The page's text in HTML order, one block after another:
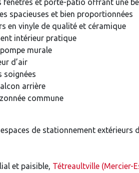
fenêtres et porte-patio offrant une
spacieuses et bien proportionnées
en vinyle de qualité et céramique
intérieur pratique
murale
d’air
soignées
arrière
commune
espaces de stationnement extérieurs
et paisible, Tétreaultville (Mercier-